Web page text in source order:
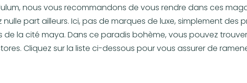
nous vous recommandons de vous rendre dans ces
part ailleurs. Ici, pas de marques de luxe, simplement des
la cité maya. Dans ce paradis bohème, vous pouvez
Cliquez sur la liste ci-dessous pour vous assurer de